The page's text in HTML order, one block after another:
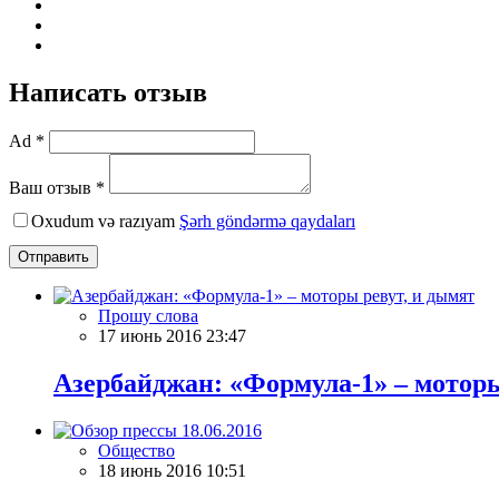
Написать отзыв
Ad *
Ваш отзыв *
Oxudum və razıyam Şərh göndərmə qaydaları
Отправить
Прошу слова
17 июнь 2016 23:47
Азербайджан: «Формула-1» –
Общество
18 июнь 2016 10:51